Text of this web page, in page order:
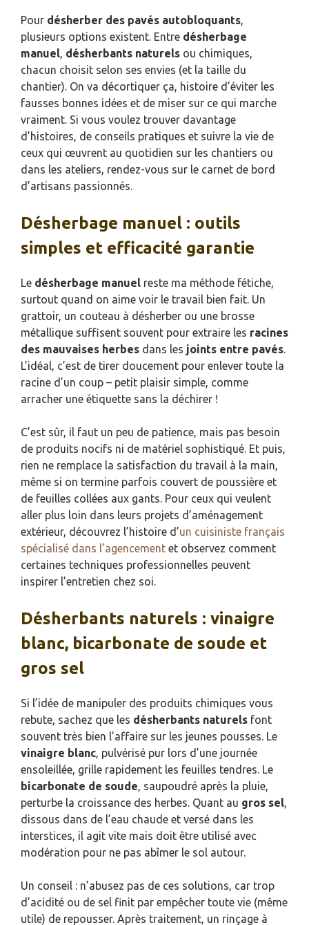
Pour désherber des pavés autobloquants,
plusieurs options existent. Entre désherbage
manuel, désherbants naturels ou chimiques,
chacun choisit selon ses envies (et la taille du
chantier). On va décortiquer ça, histoire d’éviter les
fausses bonnes idées et de miser sur ce qui marche
vraiment. Si vous voulez trouver davantage
d’histoires, de conseils pratiques et suivre la vie de
ceux qui œuvrent au quotidien sur les chantiers ou
dans les ateliers, rendez-vous sur le carnet de bord
d’artisans passionnés.
Désherbage manuel : outils
simples et efficacité garantie
Le désherbage manuel reste ma méthode fétiche,
surtout quand on aime voir le travail bien fait. Un
grattoir, un couteau à désherber ou une brosse
métallique suffisent souvent pour extraire les racines
des mauvaises herbes dans les joints entre pavés.
L’idéal, c’est de tirer doucement pour enlever toute la
racine d’un coup – petit plaisir simple, comme
arracher une étiquette sans la déchirer !
C’est sûr, il faut un peu de patience, mais pas besoin
de produits nocifs ni de matériel sophistiqué. Et puis,
rien ne remplace la satisfaction du travail à la main,
même si on termine parfois couvert de poussière et
de feuilles collées aux gants. Pour ceux qui veulent
aller plus loin dans leurs projets d’aménagement
extérieur, découvrez l’histoire d’un cuisiniste français
spécialisé dans l’agencement et observez comment
certaines techniques professionnelles peuvent
inspirer l’entretien chez soi.
Désherbants naturels : vinaigre
blanc, bicarbonate de soude et
gros sel
Si l’idée de manipuler des produits chimiques vous
rebute, sachez que les désherbants naturels font
souvent très bien l’affaire sur les jeunes pousses. Le
vinaigre blanc, pulvérisé pur lors d’une journée
ensoleillée, grille rapidement les feuilles tendres. Le
bicarbonate de soude, saupoudré après la pluie,
perturbe la croissance des herbes. Quant au gros sel,
dissous dans de l’eau chaude et versé dans les
interstices, il agit vite mais doit être utilisé avec
modération pour ne pas abîmer le sol autour.
Un conseil : n’abusez pas de ces solutions, car trop
d’acidité ou de sel finit par empêcher toute vie (même
utile) de repousser. Après traitement, un rinçage à